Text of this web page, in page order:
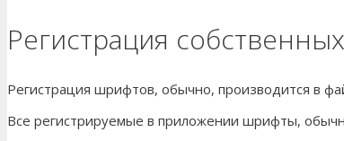
Регистрация
Регистрация шрифтов, обычно, производится в
Все регистрируемые в приложении шрифты,